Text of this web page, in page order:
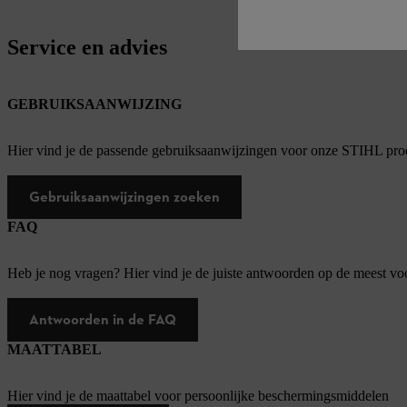
Service en advies
GEBRUIKSAANWIJZING
Hier vind je de passende gebruiksaanwijzingen voor onze STIHL
Gebruiksaanwijzingen zoeken
FAQ
Heb je nog vragen? Hier vind je de juiste antwoorden op de meest
Antwoorden in de FAQ
MAATTABEL
Hier vind je de maattabel voor persoonlijke beschermingsmiddelen